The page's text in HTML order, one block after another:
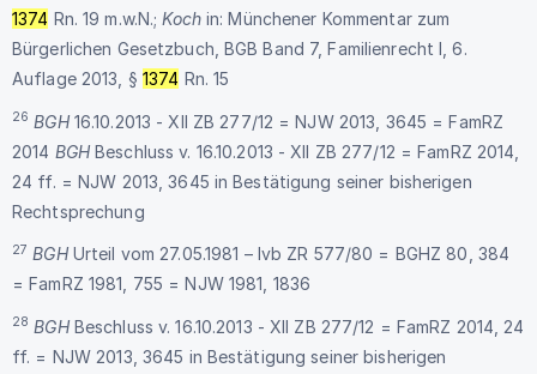
1374 Rn. 19 m.w.N.;Kochin: Münchener Kommentar zum
Bürgerlichen Gesetzbuch, BGB Band 7, Familienrecht I, 6.
Auflage 2013, § 1374 Rn. 15
26 BGH16.10.2013 - XII ZB 277/12 = NJW 2013, 3645 = FamRZ
2014 BGHBeschluss v. 16.10.2013 - XII ZB 277/12 = FamRZ 2014,
24 ff. = NJW 2013, 3645 in Bestätigung seiner bisherigen
Rechtsprechung
27 BGHUrteil vom 27.05.1981 – Ivb ZR 577/80 = BGHZ 80, 384
= FamRZ 1981, 755 = NJW 1981, 1836
28 BGHBeschluss v. 16.10.2013 - XII ZB 277/12 = FamRZ 2014, 24
ff. = NJW 2013, 3645 in Bestätigung seiner bisherigen